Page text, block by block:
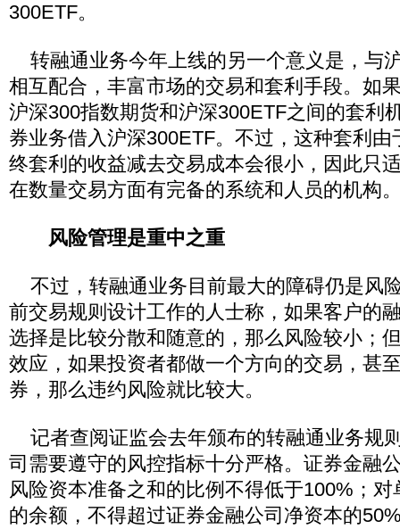
300ETF。
转融通业务今年上线的另一个意义是，与
相互配合，丰富市场的交易和套利手段。如
沪深300指数期货和沪深300ETF之间的套利
券业务借入沪深300ETF。不过，这种套利
终套利的收益减去交易成本会很小，因此只
在数量交易方面有完备的系统和人员的机构
风险管理是重中之重
不过，转融通业务目前最大的障碍仍是风
前交易规则设计工作的人士称，如果客户的
选择是比较分散和随意的，那么风险较小；
效应，如果投资者都做一个方向的交易，甚
券，那么违约风险就比较大。
记者查阅证监会去年颁布的转融通业务规
司需要遵守的风控指标十分严格。证券金融
风险资本准备之和的比例不得低于100%；
的余额，不得超过证券金融公司净资本的